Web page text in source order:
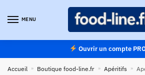
MENU
Ouvrir un compte
Accueil » Boutique food-line.fr » Apéritifs »